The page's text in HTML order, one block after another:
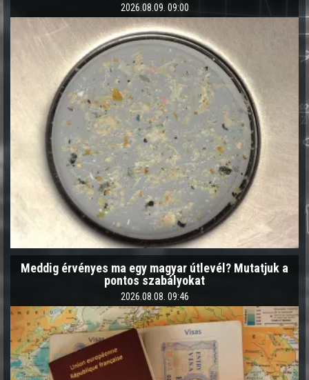
2026.08.09. 09:00
Meddig érvényes ma egy magyar útlevél? Mutatjuk a
pontos szabályokat
2026.08.08. 09:46